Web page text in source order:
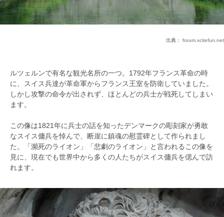
出典： forum.xcitefun.net
ルツェルンで有名な観光名所の一つ。1792年フランス革命の時
に、スイス兵達が革命軍からフランス王室を防衛していました。
しかし攻撃の命令が出されず、ほとんどの兵士が戦死してしまい
ます。
この像は1821年に兵士の話を知ったデンマークの彫刻家が勇敢
なスイス傭兵を悼んで、断崖に鎮魂の慰霊碑として作られまし
た。「瀕死のライオン」「悲劇のライオン」と言われるこの像を
見に、現在でも世界中から多くの人たちがスイス傭兵を偲んで訪
れます。